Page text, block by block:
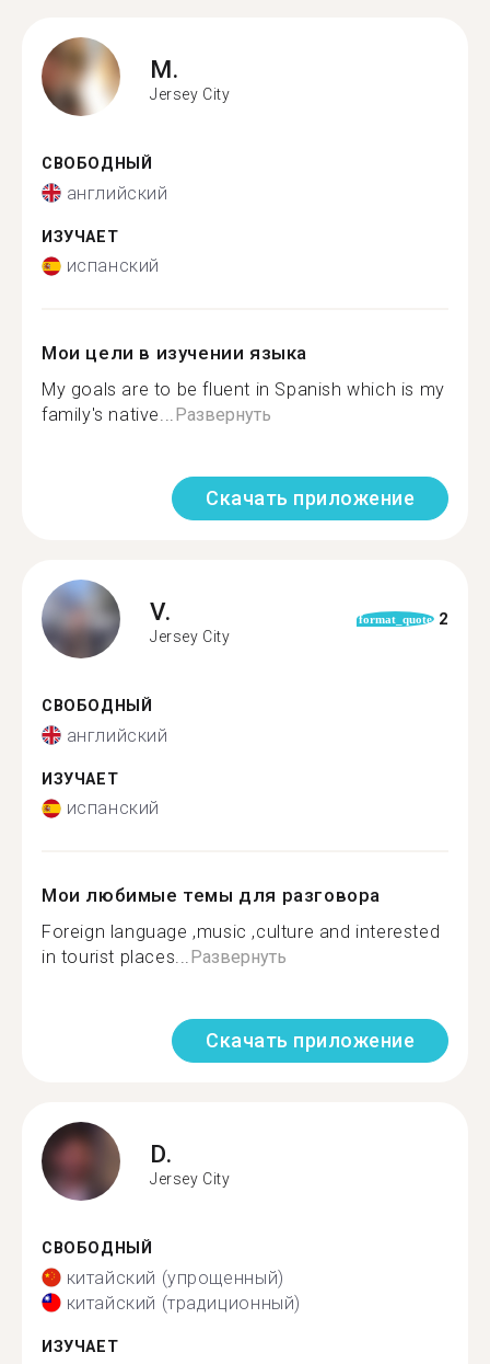
M.
Jersey City
СВОБОДНЫЙ
английский
ИЗУЧАЕТ
испанский
Мои цели в изучении языка
My goals are to be fluent in Spanish which is my
family's native...Развернуть
Скачать приложение
V.
Jersey City
format_quote 2
СВОБОДНЫЙ
английский
ИЗУЧАЕТ
испанский
Мои любимые темы для разговора
Foreign language ,music ,culture and interested
in tourist places...Развернуть
Скачать приложение
D.
Jersey City
СВОБОДНЫЙ
китайский (упрощенный)
китайский (традиционный)
ИЗУЧАЕТ